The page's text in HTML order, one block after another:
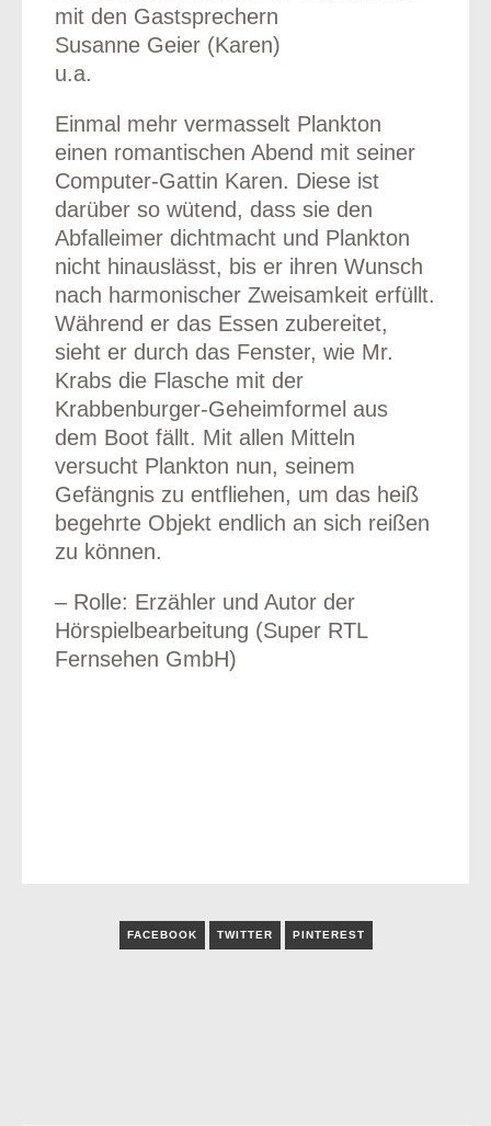
mit den Gastsprechern
Susanne Geier (Karen)
u.a.
Einmal mehr vermasselt Plankton
einen romantischen Abend mit seiner
Computer-Gattin Karen. Diese ist
darüber so wütend, dass sie den
Abfalleimer dichtmacht und Plankton
nicht hinauslässt, bis er ihren Wunsch
nach harmonischer Zweisamkeit erfüllt.
Während er das Essen zubereitet,
sieht er durch das Fenster, wie Mr.
Krabs die Flasche mit der
Krabbenburger-Geheimformel aus
dem Boot fällt. Mit allen Mitteln
versucht Plankton nun, seinem
Gefängnis zu entfliehen, um das heiß
begehrte Objekt endlich an sich reißen
zu können.
– Rolle: Erzähler und Autor der
Hörspielbearbeitung (Super RTL
Fernsehen GmbH)
FACEBOOK TWITTER PINTEREST